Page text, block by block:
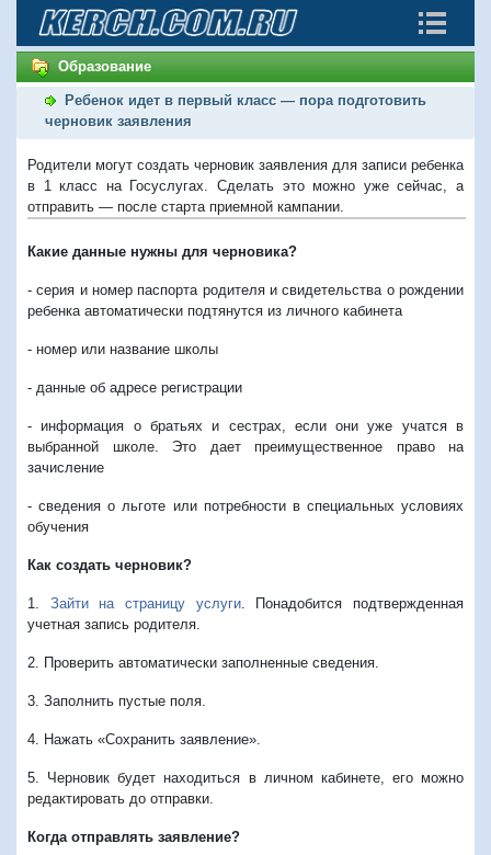
Образование
Ребенок идет в первый класс — пора подготовить
черновик заявления
Родители могут создать черновик заявления для записи ребенка
в 1 класс на Госуслугах. Сделать это можно уже сейчас, а
отправить — после старта приемной кампании.
Какие данные нужны для черновика?
- серия и номер паспорта родителя и свидетельства о рождении
ребенка автоматически подтянутся из личного кабинета
- номер или название школы
- данные об адресе регистрации
- информация о братьях и сестрах, если они уже учатся в
выбранной школе. Это дает преимущественное право на
зачисление
- сведения о льготе или потребности в специальных условиях
обучения
Как создать черновик?
1. Зайти на страницу услуги. Понадобится подтвержденная
учетная запись родителя.
2. Проверить автоматически заполненные сведения.
3. Заполнить пустые поля.
4. Нажать «Сохранить заявление».
5. Черновик будет находиться в личном кабинете, его можно
редактировать до отправки.
Когда отправлять заявление?